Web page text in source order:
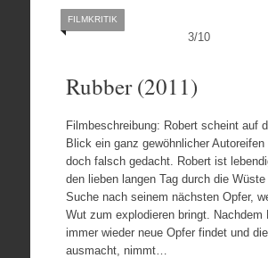
3/10
FILMKRITIK
Rubber (2011)
Filmbeschreibung: Robert scheint auf
Blick ein ganz gewöhnlicher
doch falsch gedacht. Robert ist
den lieben langen Tag durch die
Suche nach seinem nächsten Opfer,
Wut zum explodieren bringt. Nachdem
immer wieder neue Opfer findet und
ausmacht, nimmt…